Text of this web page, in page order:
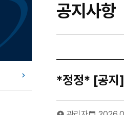
공지사항
*정정* [공지